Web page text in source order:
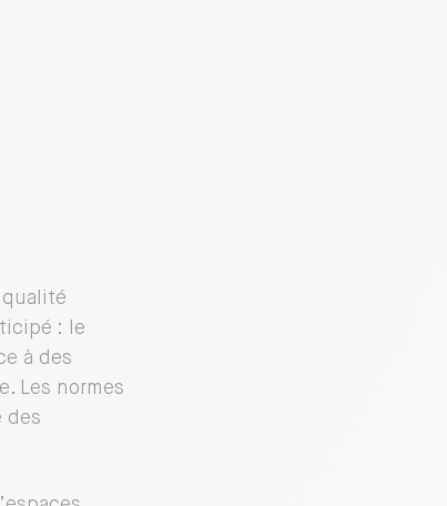
qualité
: le
à des
Les normes
des